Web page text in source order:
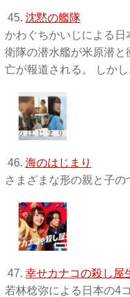
45. 沈黙の艦隊
かわぐちかいじによる日
衛隊の潜水艦が米原潜
亡が報道される。 しかし
46. 海のはじまり
さまざまな形の親と子の
47. 幸せカナコの殺し屋
若林稔弥による日本の4